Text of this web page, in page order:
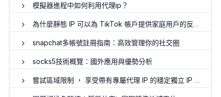
模擬器進程中如何利用代理ip？
為什麼靜態 IP 可以為 TikTok 帳戶提供家庭用戶的反關聯 ？
snapchat多帳號註冊指南：高效管理你的社交圈
socks5技術概覽：國外應用與優勢分析
嘗試區域限制 ， 享受帶有專屬代理 IP 的穩定獨立 IP 地址！